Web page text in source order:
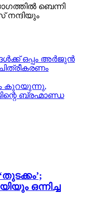
ബെന്നി
ഒപ്പം അർജുൻ
കുറയുന്നു,
ബ്രഹ്മാണ്ഡ
ഒന്നിച്ച